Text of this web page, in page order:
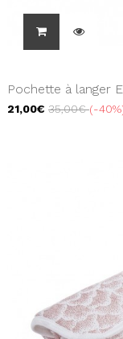
Pochette à langer
21,00€ 35,00€ -40%